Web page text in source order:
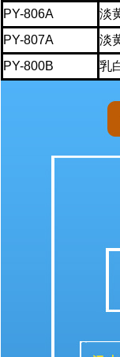
PY-806A
淡
PY-807A
淡
PY-800B
乳